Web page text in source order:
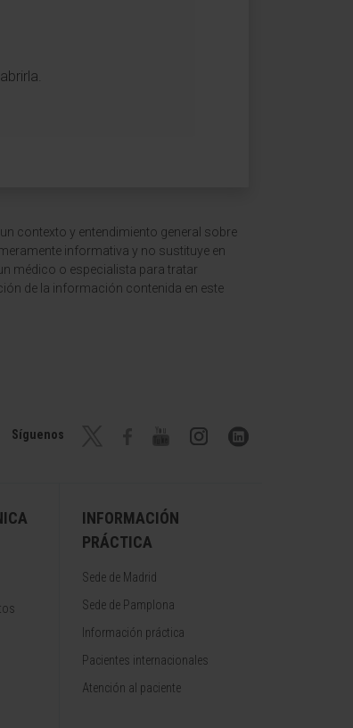
contexto y entendimiento general sobre
informativa y no sustituye en
médico o especialista para tratar
de la información contenida en este
Síguenos
INFORMACIÓN
PRÁCTICA
Sede de Madrid
Sede de Pamplona
Información práctica
Pacientes internacionales
Atención al paciente